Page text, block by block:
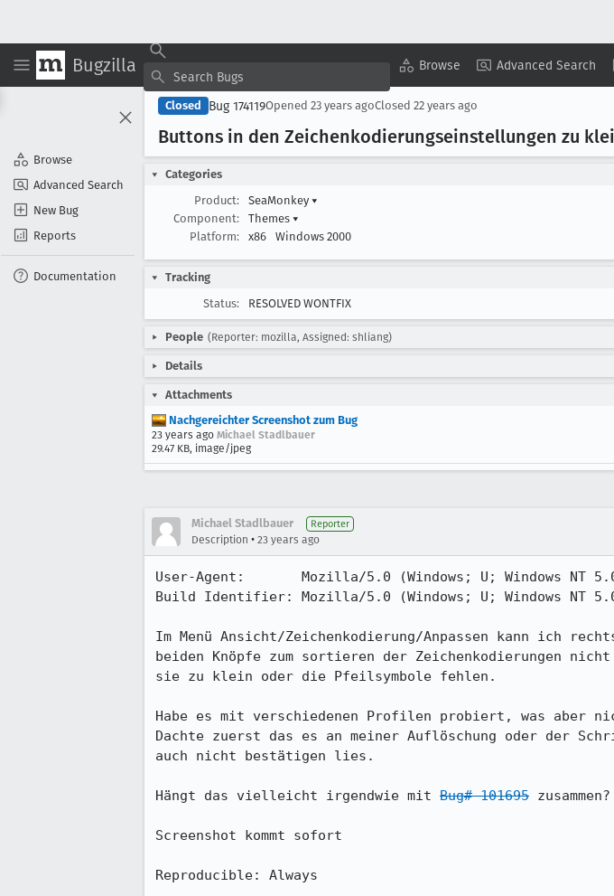
Bugzilla Browse Advanced Search
Browse
Advanced Search
New Bug
Reports
Documentation
Closed Bug 174119Opened 23 years agoClosed 22 years ago
Buttons in den Zeichenkodierungseinstellungen zu
Categories
Product:
SeaMonkey ▾
Component:
Themes ▾
Platform:
x86 Windows 2000
Tracking
Status:
RESOLVED WONTFIX
People (Reporter: mozilla, Assigned: shliang)
Details
Attachments
Nachgereichter Screenshot zum Bug
23 years ago Michael Stadlbauer
29.47 KB, image/jpeg
Michael Stadlbauer Reporter
Description • 23 years ago
User-Agent:       Mozilla/5.0 (Windows; U; Windows NT
Build Identifier: Mozilla/5.0 (Windows; U; Windows NT
Im Menü Ansicht/Zeichenkodierung/Anpassen kann ich
beiden Knöpfe zum sortieren der Zeichenkodierungen
sie zu klein oder die Pfeilsymbole fehlen.
Habe es mit verschiedenen Profilen probiert, was aber
Dachte zuerst das es an meiner Auflöschung oder der
auch nicht bestätigen lies.
Hängt das vielleicht irgendwie mit Bug# 101695 zusammen?
Screenshot kommt sofort
Reproducible: Always